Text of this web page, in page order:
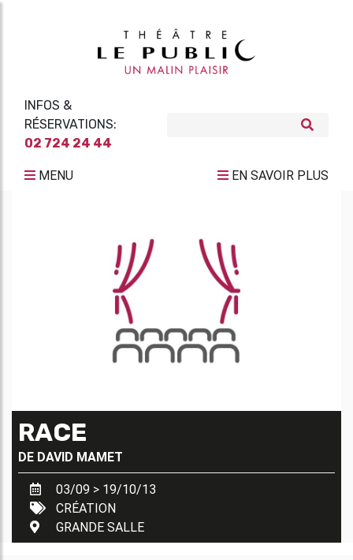
INFOS &
RÉSERVATIONS:
02 724 24 44
MENU EN SAVOIR PLUS
RACE
DE DAVID MAMET
03/09 > 19/10/13
CRÉATION
GRANDE SALLE